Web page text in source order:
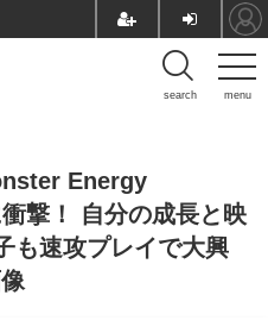
menu
search
Energy
撃！ 自分の成長と映
も速攻プレイで大興